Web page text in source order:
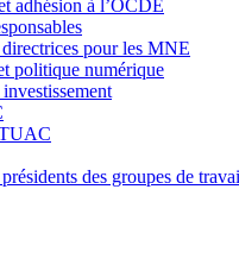
adhésion à l’OCDE
pour les MNE
politique numérique
des groupes de